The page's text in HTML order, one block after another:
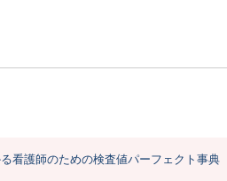
看護師のための検査値パーフェクト事典